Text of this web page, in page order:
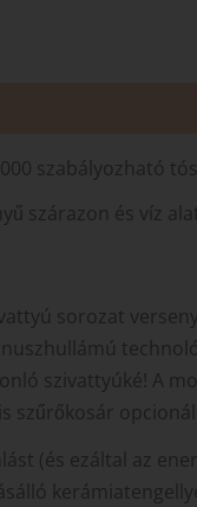
szabályozható
szárazon és víz
sorozat
szivattyúké! A
szűrőkosár
(és ezáltal az